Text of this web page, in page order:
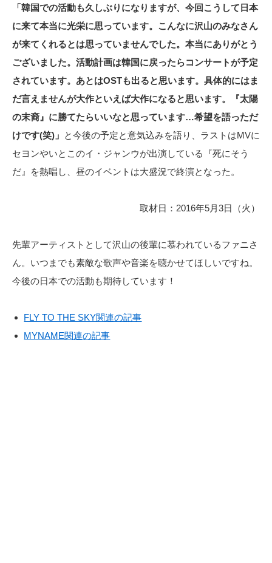
「韓国での活動も久しぶりになりますが、今回こうして日本
に来て本当に光栄に思っています。こんなに沢山のみなさん
が来てくれるとは思っていませんでした。本当にありがとう
ございました。活動計画は韓国に戻ったらコンサートが予定
されています。あとはOSTも出ると思います。具体的にはま
だ言えませんが大作といえば大作になると思います。『太陽
の末裔』に勝てたらいいなと思っています…希望を語っただ
けです(笑)」 と今後の予定と意気込みを語り、ラストはMVに
セヨンやいとこのイ・ジャンウが出演している『死にそう
だ』を熱唱し、昼のイベントは大盛況で終演となった。
取材日：2016年5月3日（火）
先輩アーティストとして沢山の後輩に慕われているファニさ
ん。いつまでも素敵な歌声や音楽を聴かせてほしいですね。
今後の日本での活動も期待しています！
FLY TO THE SKY関連の記事
MYNAME関連の記事